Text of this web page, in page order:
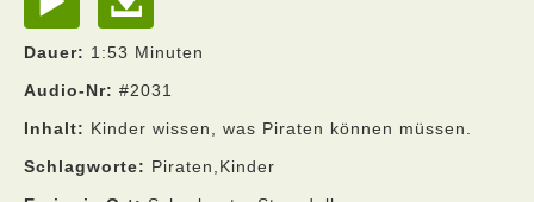
Dauer: 1:53 Minuten
Audio-Nr: #2031
Inhalt: Kinder wissen, was Piraten können müssen.
Schlagworte: Piraten,Kinder